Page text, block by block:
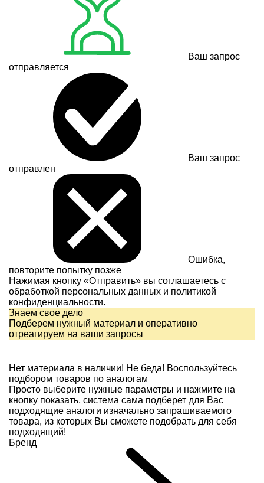
Ваш запрос
отправляется
Ваш запрос
отправлен
Ошибка,
повторите попытку позже
Нажимая кнопку «Отправить» вы соглашаетесь с
обработкой персональных данных и политикой
конфиденциальности.
Знаем свое дело
Подберем нужный материал и оперативно
отреагируем на ваши запросы
Нет материала в наличии! Не беда! Воспользуйтесь
подбором товаров по аналогам
Просто выберите нужные параметры и нажмите на
кнопку показать, система сама подберет для Вас
подходящие аналоги изначально запрашиваемого
товара, из которых Вы сможете подобрать для себя
подходящий!
Бренд